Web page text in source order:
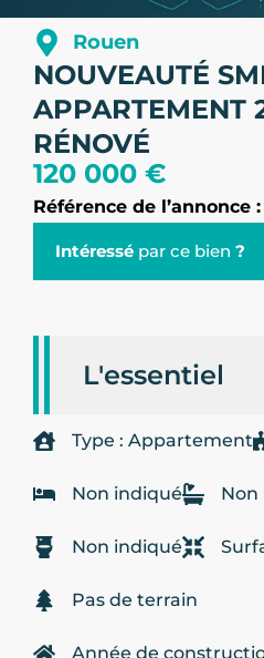
Rouen
NOUVEAUTÉ
APPARTEMENT
RÉNOVÉ
120 000 €
Référence de l’annonce :
Intéressé par ce bien ?
L'essentiel
Type : Appartement
Non indiqué Non
Non indiqué
Pas de terrain
Année de